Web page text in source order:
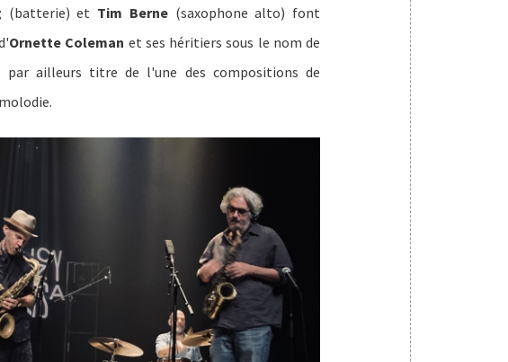
(batterie) et Tim Berne(saxophone alto) font
Ornette Coleman et ses héritiers sous le nom de
par ailleurs titre de l'une des compositions de